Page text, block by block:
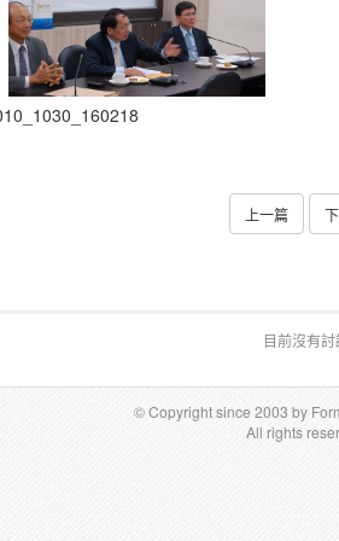
上一篇
目前沒有
© Copyright since 2003 by
All rights